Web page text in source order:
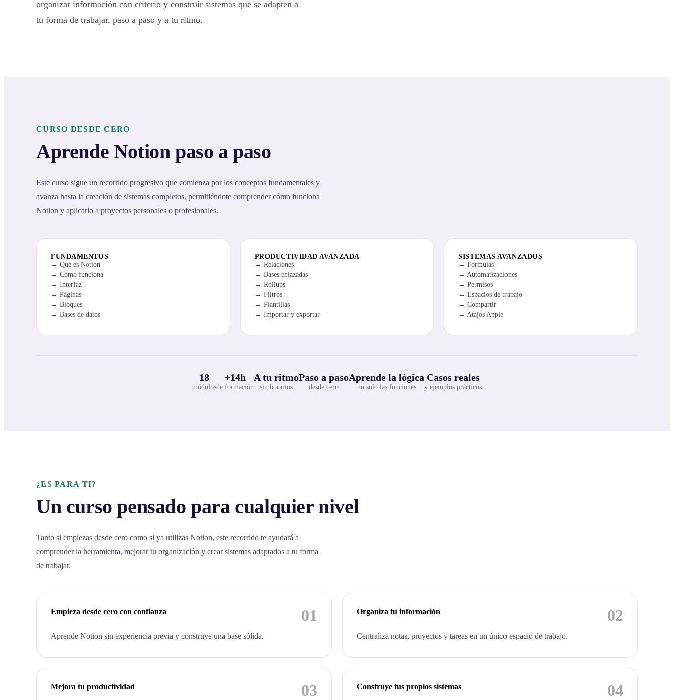
organizar información con criterio y construir sistemas que se adapten a
tu forma de trabajar, paso a paso y a tu ritmo.
CURSO DESDE CERO
Aprende Notion paso a paso
Este curso sigue un recorrido progresivo que comienza por los conceptos fundamentales y
avanza hasta la creación de sistemas completos, permitiéndote comprender cómo funciona
Notion y aplicarlo a proyectos personales o profesionales.
FUNDAMENTOS
Qué es Notion
Cómo funciona
Interfaz
Páginas
Bloques
Bases de datos
PRODUCTIVIDAD AVANZADA
Relaciones
Bases enlazadas
Rollups
Filtros
Plantillas
Importar y exportar
SISTEMAS AVANZADOS
Fórmulas
Automatizaciones
Permisos
Espacios de trabajo
Compartir
Atajos Apple
18
módulos
+14h
de formación
A tu ritmo
sin horarios
Paso a paso
desde cero
Aprende la lógica
no solo las funciones
Casos reales
y ejemplos prácticos
¿ES PARA TI?
Un curso pensado para cualquier nivel
Tanto si empiezas desde cero como si ya utilizas Notion, este recorrido te ayudará a
comprender la herramienta, mejorar tu organización y crear sistemas adaptados a tu forma
de trabajar.
01
Empieza desde cero con confianza
Aprende Notion sin experiencia previa y construye una base sólida.
02
Organiza tu información
Centraliza notas, proyectos y tareas en un único espacio de trabajo.
03
Mejora tu productividad 04
Construye tus propios sistemas